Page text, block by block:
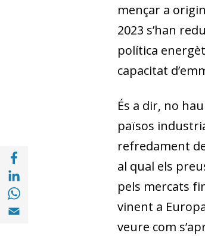
Compartir a Facebook (opens
Compartir a with Linkedin
Compartir a with Whatsapp
Compartir a Email (opens in a
mençar a
2023 s’han
política
capacitat
És a dir, no
països
refredament
al qual els
pels mercats
vinent a
veure com